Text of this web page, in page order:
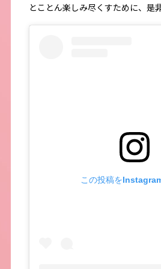
とことん楽しみ尽くすために、是
この投稿を